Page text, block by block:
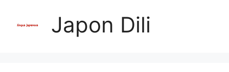
Japon Dili